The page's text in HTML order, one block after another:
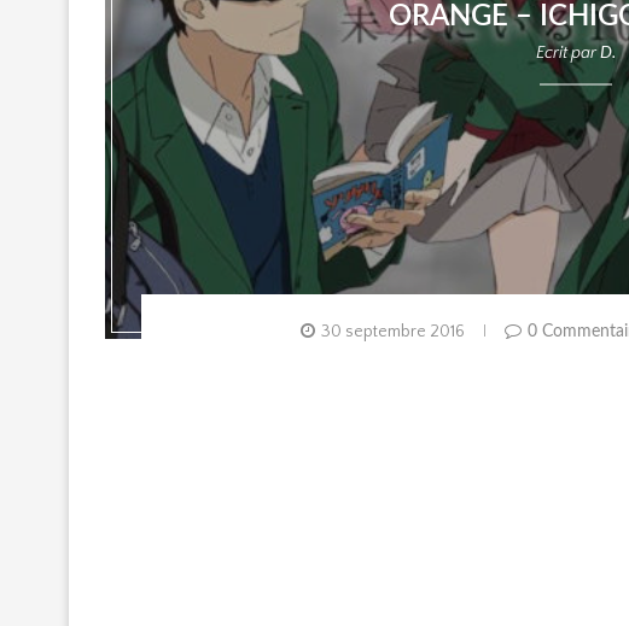
ORANGE –
Ecrit parD.
30 septembre 2016 0